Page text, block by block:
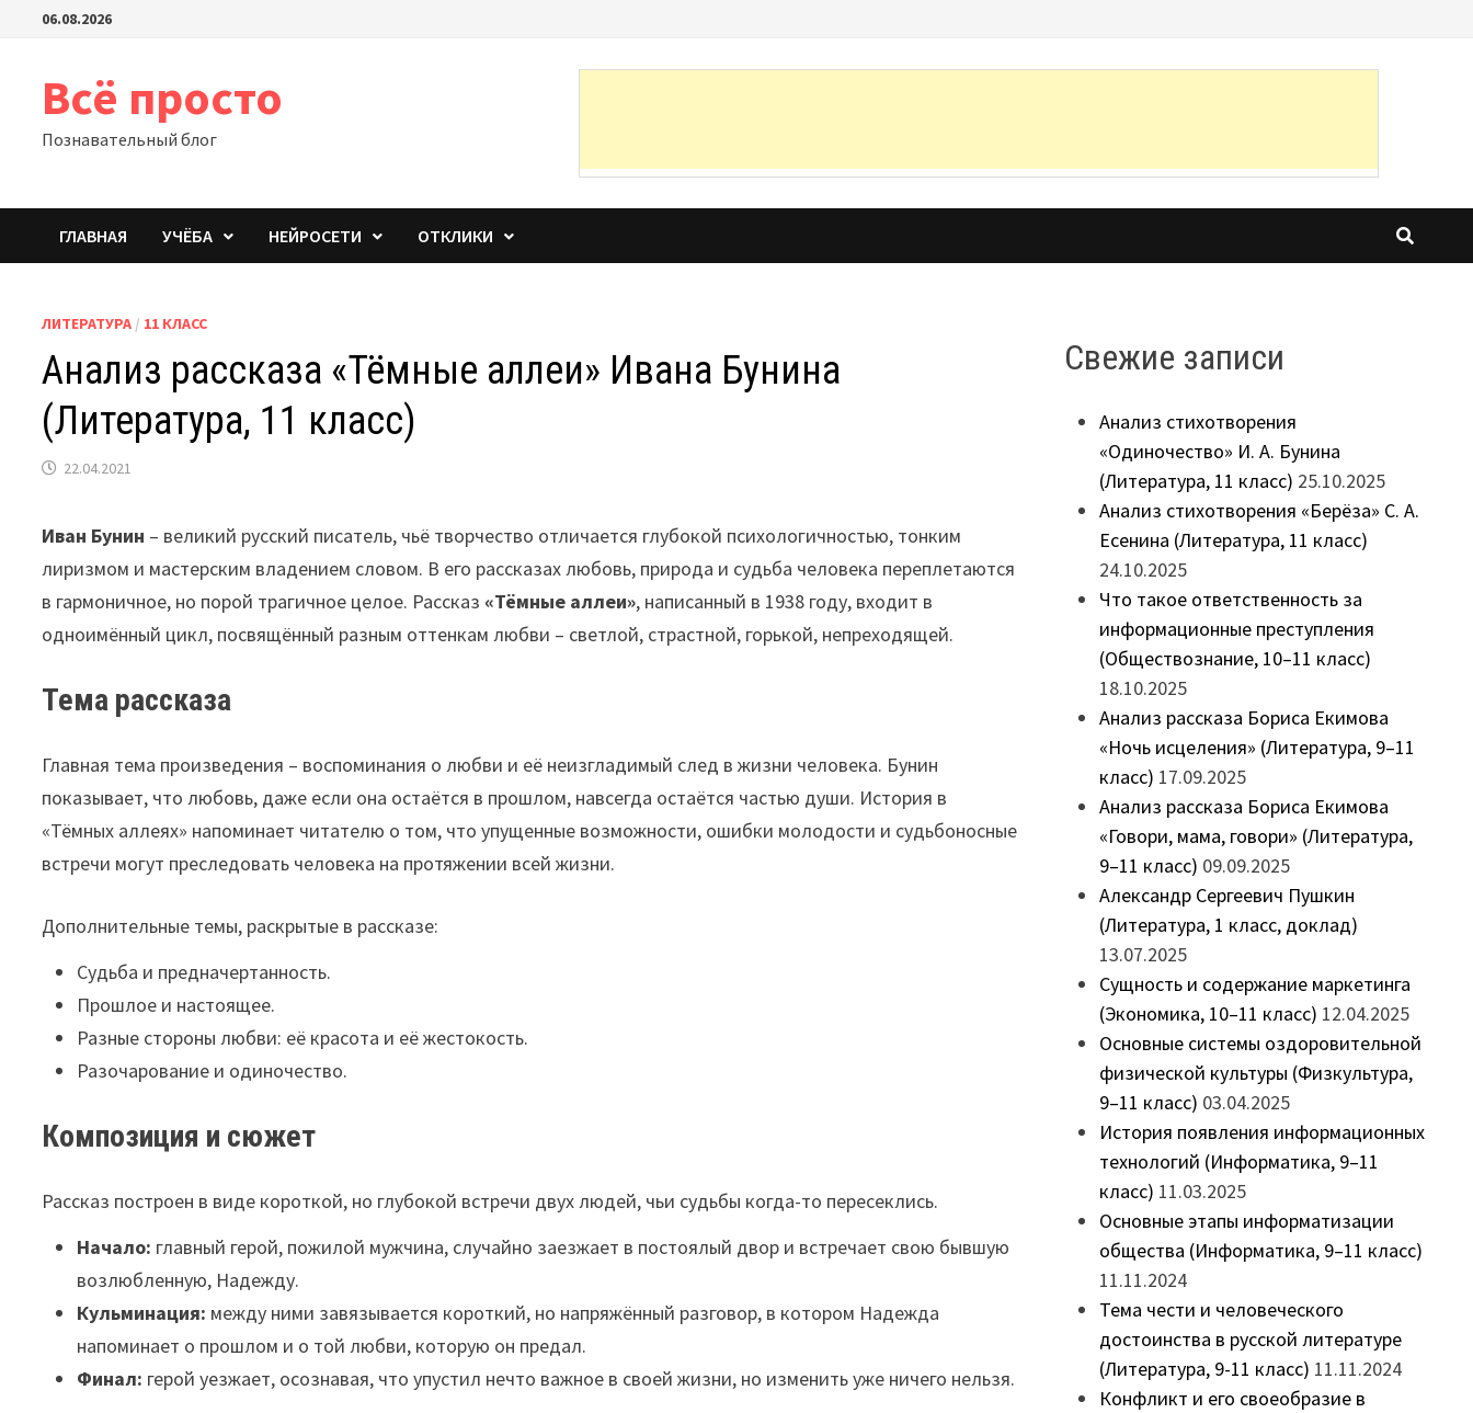
Перейти06.08.2026
Всё просто
Познавательный блог
ГЛАВНАЯ УЧЁБА НЕЙРОСЕТИ ОТКЛИКИ
ЛИТЕРАТУРА / 11 КЛАСС
Анализ рассказа «Тёмные аллеи» Ивана Бунина
(Литература, 11 класс)
22.04.2021
Иван Бунин – великий русский писатель, чьё творчество отличается глубокой психологичностью, тонким
лиризмом и мастерским владением словом. В его рассказах любовь, природа и судьба человека переплетаются
в гармоничное, но порой трагичное целое. Рассказ «Тёмные аллеи», написанный в 1938 году, входит в
одноимённый цикл, посвящённый разным оттенкам любви – светлой, страстной, горькой, непреходящей.
Тема рассказа
Главная тема произведения – воспоминания о любви и её неизгладимый след в жизни человека. Бунин
показывает, что любовь, даже если она остаётся в прошлом, навсегда остаётся частью души. История в
«Тёмных аллеях» напоминает читателю о том, что упущенные возможности, ошибки молодости и судьбоносные
встречи могут преследовать человека на протяжении всей жизни.
Дополнительные темы, раскрытые в рассказе:
Судьба и предначертанность.
Прошлое и настоящее.
Разные стороны любви: её красота и её жестокость.
Разочарование и одиночество.
Композиция и сюжет
Рассказ построен в виде короткой, но глубокой встречи двух людей, чьи судьбы когда-то пересеклись.
Начало: главный герой, пожилой мужчина, случайно заезжает в постоялый двор и встречает свою бывшую
возлюбленную, Надежду.
Кульминация: между ними завязывается короткий, но напряжённый разговор, в котором Надежда
напоминает о прошлом и о той любви, которую он предал.
Финал: герой уезжает, осознавая, что упустил нечто важное в своей жизни, но изменить уже ничего нельзя.
Свежие записи
Анализ стихотворения
«Одиночество» И. А. Бунина
(Литература, 11 класс) 25.10.2025
Анализ стихотворения «Берёза» С. А.
Есенина (Литература, 11 класс)
24.10.2025
Что такое ответственность за
информационные преступления
(Обществознание, 10–11 класс)
18.10.2025
Анализ рассказа Бориса Екимова
«Ночь исцеления» (Литература, 9–11
класс) 17.09.2025
Анализ рассказа Бориса Екимова
«Говори, мама, говори» (Литература,
9–11 класс) 09.09.2025
Александр Сергеевич Пушкин
(Литература, 1 класс, доклад)
13.07.2025
Сущность и содержание маркетинга
(Экономика, 10–11 класс) 12.04.2025
Основные системы оздоровительной
физической культуры (Физкультура,
9–11 класс) 03.04.2025
История появления информационных
технологий (Информатика, 9–11
класс) 11.03.2025
Основные этапы информатизации
общества (Информатика, 9–11 класс)
11.11.2024
Тема чести и человеческого
достоинства в русской литературе
(Литература, 9-11 класс) 11.11.2024
Конфликт и его своеобразие в